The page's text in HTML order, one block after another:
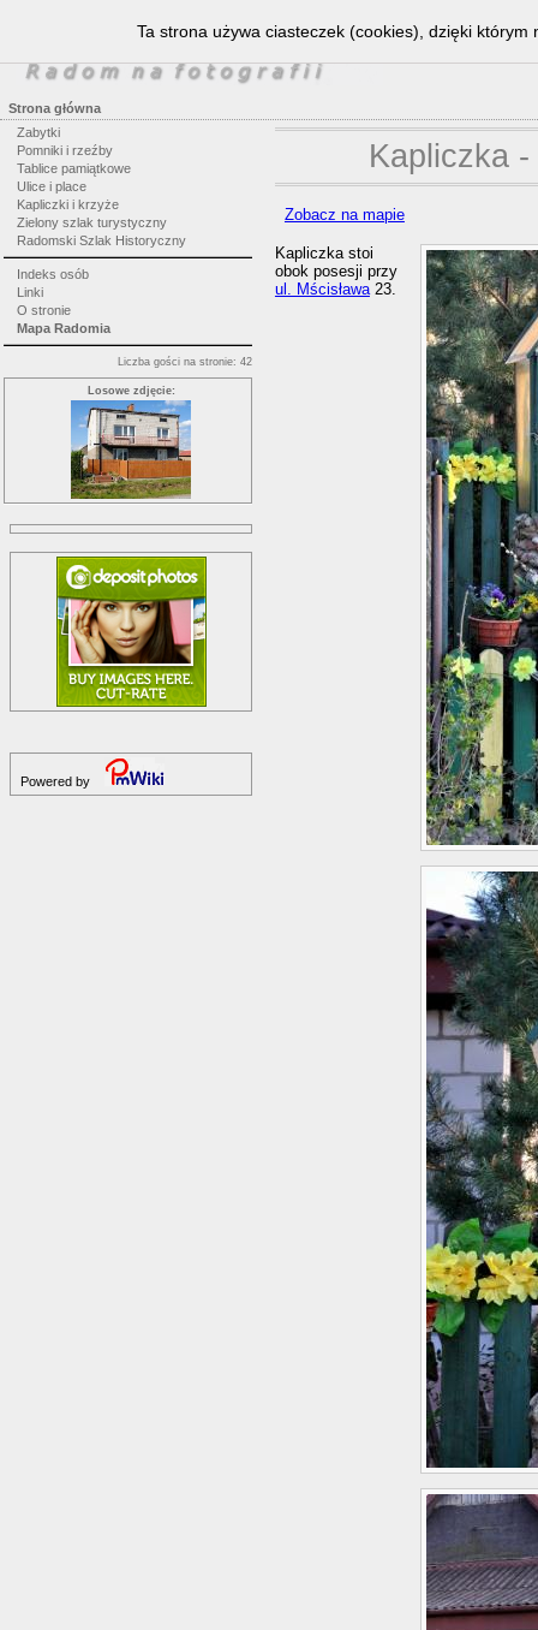
Strona główna
Zabytki
Pomniki i rzeźby
Tablice pamiątkowe
Ulice i place
Kapliczki i krzyże
Zielony szlak turystyczny
Radomski Szlak Historyczny
Indeks osób
Linki
O stronie
Mapa Radomia
Liczba gości na stronie: 42
Losowe zdjęcie:
Powered by
Kapliczka -
Zobacz na mapie
Kapliczka stoi
obok posesji przy
ul. Mścisława23.
Ta strona używa ciasteczek (cookies), dzięki którym